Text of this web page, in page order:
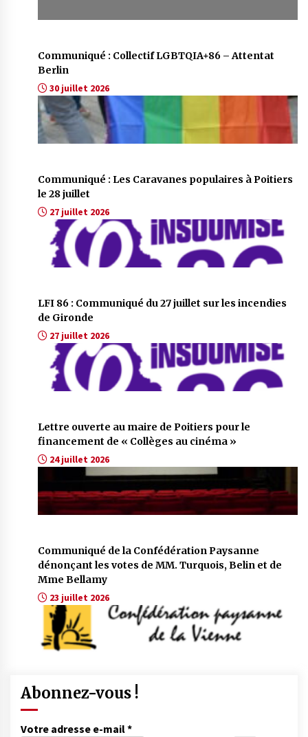
Communiqué : Collectif LGBTQIA+86 – Attentat
Berlin
30 juillet 2026
Communiqué : Les Caravanes populaires à Poitiers
le 28 juillet
27 juillet 2026
LFI 86 : Communiqué du 27 juillet sur les incendies
de Gironde
27 juillet 2026
Lettre ouverte au maire de Poitiers pour le
financement de « Collèges au cinéma »
24 juillet 2026
Communiqué de la Confédération Paysanne
dénonçant les votes de MM. Turquois, Belin et de
Mme Bellamy
23 juillet 2026
Abonnez-vous !
Votre adresse e-mail*